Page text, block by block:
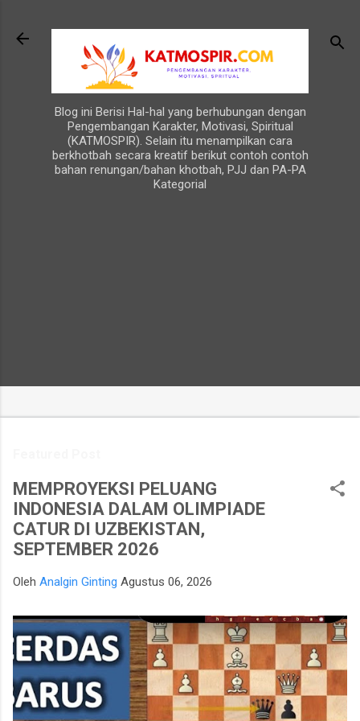
Blog ini Berisi Hal-hal yang berhubungan dengan
Pengembangan Karakter, Motivasi, Spiritual
(KATMOSPIR). Selain itu menampilkan cara
berkhotbah secara kreatif berikut contoh contoh
bahan renungan/bahan khotbah, PJJ dan PA-PA
Kategorial
MEMPROYEKSI PELUANG
INDONESIA DALAM OLIMPIADE
CATUR DI UZBEKISTAN,
SEPTEMBER 2026
Oleh Analgin Ginting Agustus 06, 2026